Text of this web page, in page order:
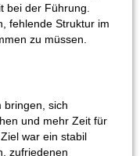
bei der Führung.
fehlende Struktur im
zu müssen.
bringen, sich
und mehr Zeit für
war ein stabil
zufriedenen